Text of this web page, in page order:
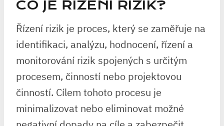
CO JE ŘÍZENÍ RIZIK?
Řízení rizik je proces, který se zaměřuje na
identifikaci, analýzu, hodnocení, řízení a
monitorování rizik spojených s určitým
procesem, činností nebo projektovou
činností. Cílem tohoto procesu je
minimalizovat nebo eliminovat možné